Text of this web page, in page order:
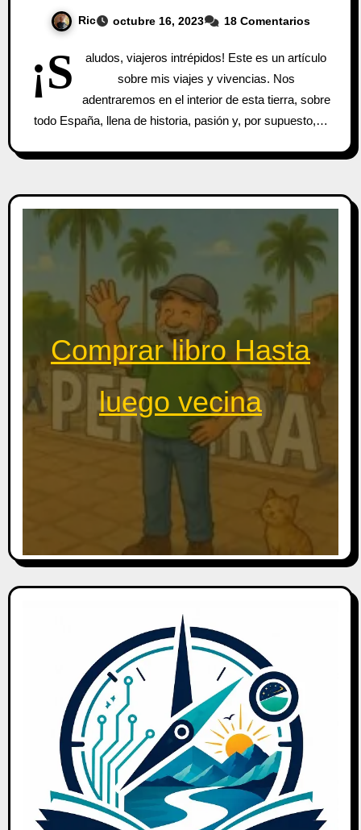
Ric octubre 16, 2023 18 Comentarios
¡S
aludos, viajeros intrépidos! Este es un artículo
sobre mis viajes y vivencias. Nos
adentraremos en el interior de esta tierra, sobre
todo España, llena de historia, pasión y, por supuesto,…
Comprar libro Hasta
luego vecina